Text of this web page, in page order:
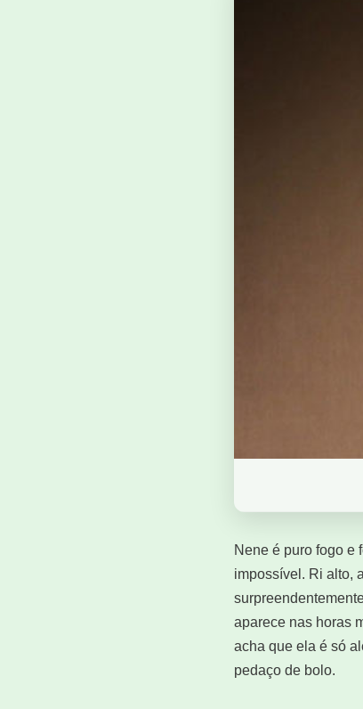
Nene é puro fogo e
impossível. Ri alto,
aparece nas horas
acha que ela é só
pedaço de bolo.